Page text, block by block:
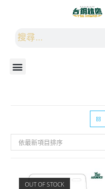
依最新項目排序
OUT OF STOCK